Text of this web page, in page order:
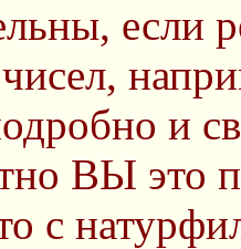
если
и
ВЫ это
с